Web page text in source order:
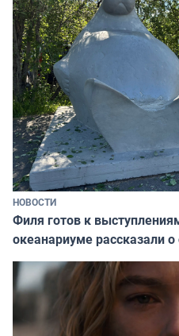
НОВОСТИ
Филя готов к
океанариуме рассказали